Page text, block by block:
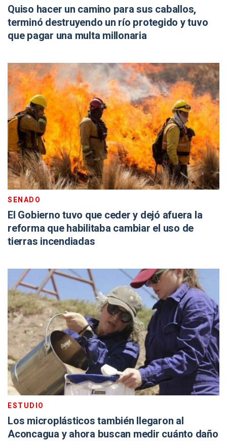
Quiso hacer un camino para sus caballos,
terminó destruyendo un río protegido y tuvo
que pagar una multa millonaria
SENADO
El Gobierno tuvo que ceder y dejó afuera la
reforma que habilitaba cambiar el uso de
tierras incendiadas
ESTUDIO
Los microplásticos también llegaron al
Aconcagua y ahora buscan medir cuánto daño